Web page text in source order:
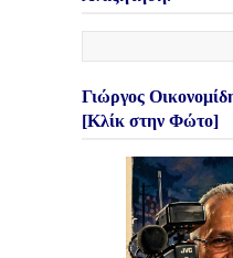
Γιώργος
[Κλίκ στην Φώτο]